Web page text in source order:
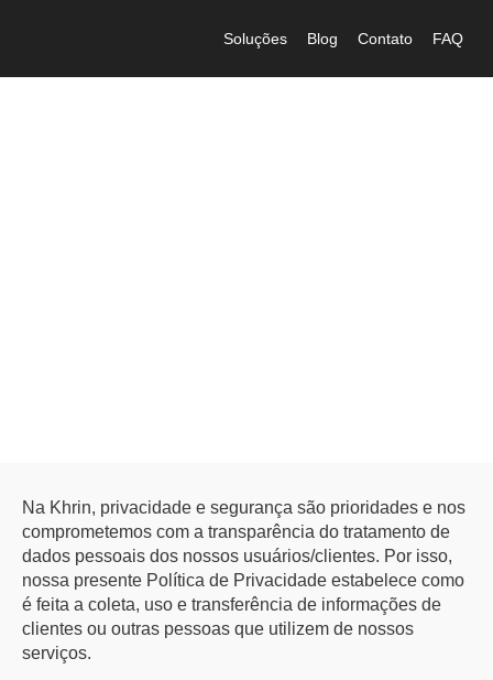
Soluções Blog Contato FAQ
Na Khrin, privacidade e segurança são prioridades e nos
comprometemos com a transparência do tratamento de
dados pessoais dos nossos usuários/clientes. Por isso,
nossa presente Política de Privacidade estabelece como
é feita a coleta, uso e transferência de informações de
clientes ou outras pessoas que utilizem de nossos
serviços.